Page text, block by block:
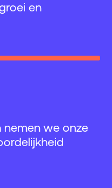
en
nemen we onze